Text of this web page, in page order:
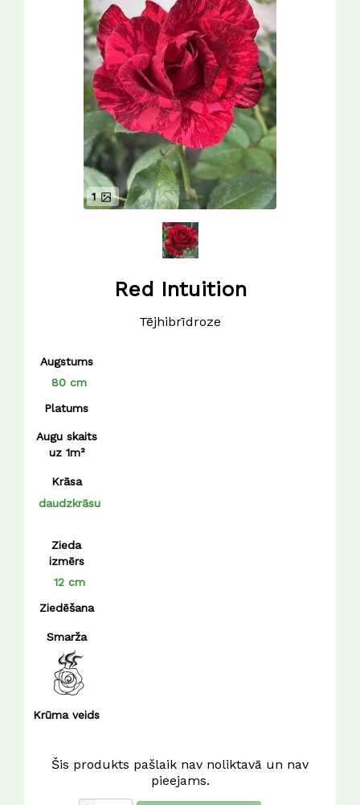
1
Red Intuition
Tējhibrīdroze
Augstums
80 cm
Platums
Augu skaits
uz 1m²
Krāsa
daudzkrāsu
Zieda
izmērs
12 cm
Ziedēšana
Smarža
Krūma veids
Šis produkts pašlaik nav noliktavā un nav
pieejams.